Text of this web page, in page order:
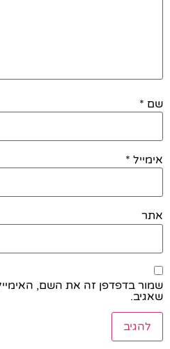
שם *
אימייל *
אתר
שמור בדפדפן זה את השם,
שאגיב.